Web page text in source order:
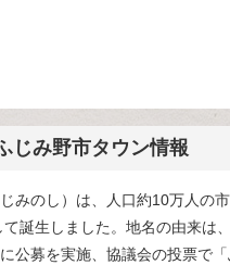
じみ野市タウン情報
みのし）は、人口約10万人の市
誕生しました。地名の由来は
公募を実施、協議会の投票で